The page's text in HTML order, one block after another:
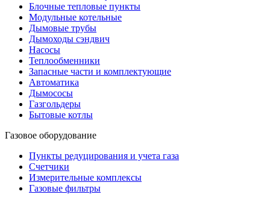
Блочные тепловые пункты
Модульные котельные
Дымовые трубы
Дымоходы сэндвич
Насосы
Теплообменники
Запасные части и комплектующие
Автоматика
Дымососы
Газгольдеры
Бытовые котлы
Газовое оборудование
Пункты редуцирования и учета газа
Счетчики
Измерительные комплексы
Газовые фильтры